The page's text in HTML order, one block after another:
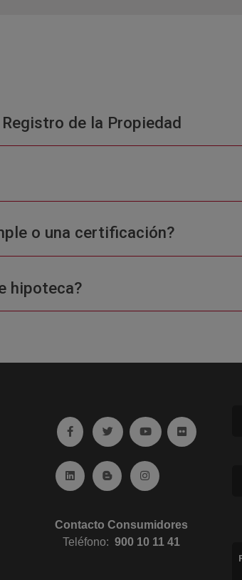
de la Propiedad
o una certificación?
hipoteca?
Ir a facebook (abre en ventana
Ir a twitter (abre en ventana
Ir a YouTube (abre
Ir a Flickr
Ir a Linkedin (abre en ventana nueva)
Ir al Blog (abre en ventana
Ir a Instagram (abre
Contacto Consumidores
Teléfono:900 10 11 41